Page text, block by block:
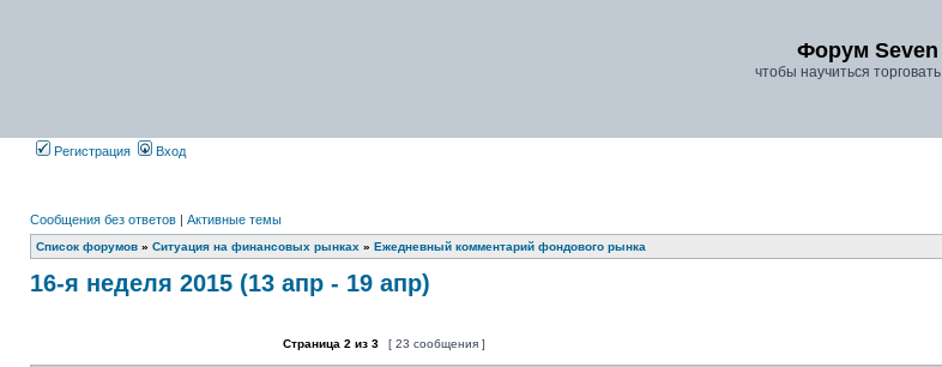
Форум Seven
чтобы научиться
Регистрация Вход
Сообщения без ответов | Активные темы
Список форумов » Ситуация на финансовых рынках » Ежедневный комментарий фондового рынка
16-я неделя 2015 (13 апр - 19 апр)
Страница 2 из 3 [ 23 сообщения ]